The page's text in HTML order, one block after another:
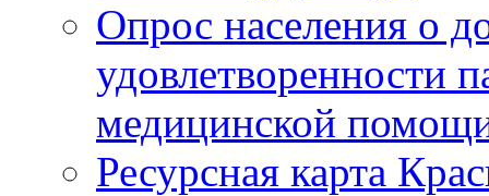
Опрос населения о
удовлетворенности
медицинской
Ресурсная карта